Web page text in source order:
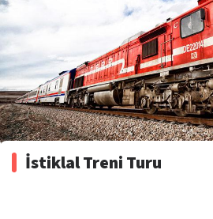
İstiklal Treni Turu